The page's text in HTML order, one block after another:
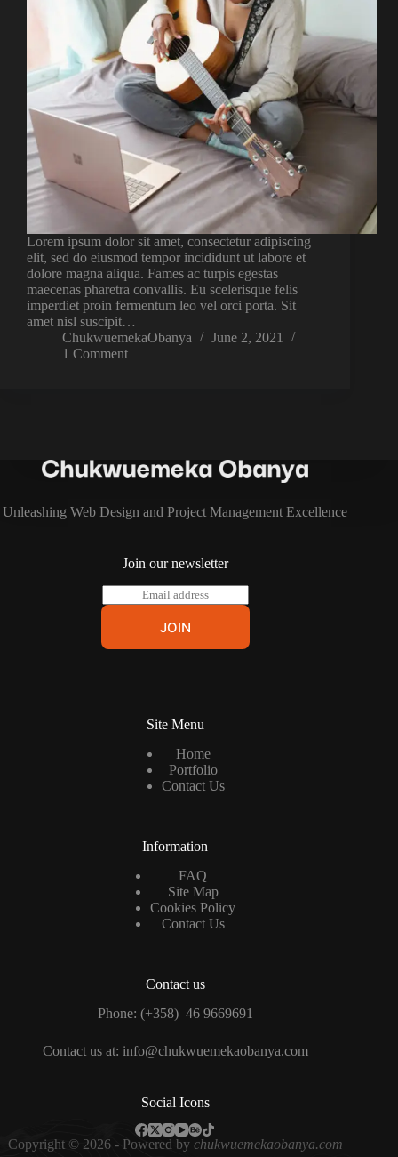
Lorem ipsum dolor sit amet, consectetur adipiscing
elit, sed do eiusmod tempor incididunt ut labore et
dolore magna aliqua. Fames ac turpis egestas
maecenas pharetra convallis. Eu scelerisque felis
imperdiet proin fermentum leo vel orci porta. Sit
amet nisl suscipit…
ChukwuemekaObanya
June 2, 2021
1 Comment
Unleashing Web Design and Project Management Excellence
Join our newsletter
m
l
JOIN
Site Menu
Home
Portfolio
Contact Us
Information
FAQ
Site Map
Cookies Policy
Contact Us
Contact us
Phone: (+358) 46 9669691
Contact us at: info@chukwuemekaobanya.com
Social Icons
Copyright © 2026 - Powered by chukwuemekaobanya.com